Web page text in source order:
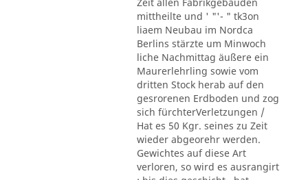
mittheilte und ' "'- " tk3on
liaem Neubau im Nordca
Berlins stärzte um Minwoch
liche Nachmittag äußere ein
Maurerlehrling sowie vom
dritten Stock herab auf den
gesrorenen Erdboden und zog
sich fürchterVerletzungen /
Hat es 50 Kgr. seines zu Zeit
wieder abgeorehr werden.
Gewichtes auf diese Art
verloren, so wird es ausrangirt